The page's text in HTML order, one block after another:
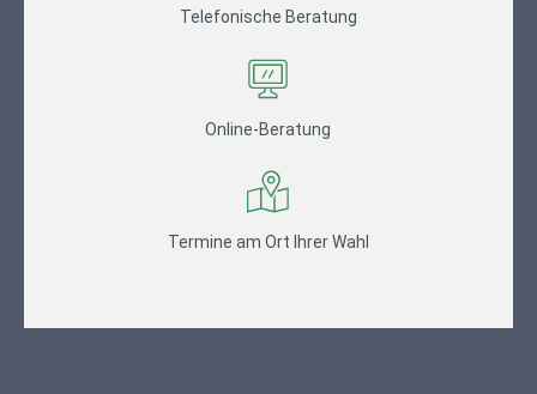
Telefonische Beratung
Online-Beratung
Termine am Ort Ihrer Wahl